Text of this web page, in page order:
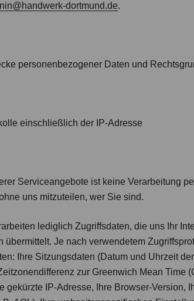
dortmund.de.
personenbezogener Daten und
einschließlich der IP-Adresse
Serviceangebote ist keine Verarbeitung
uns mitzuteilen, wer Sie sind.
lediglich Zugriffsdaten, die uns Ihr
übermittelt. Je nach verwendetem
Ihre Sitzungsdaten (Datum und Uhrzeit
zur Greenwich Mean Time
gekürzte IP-Adresse, Ihre Browser-Version,